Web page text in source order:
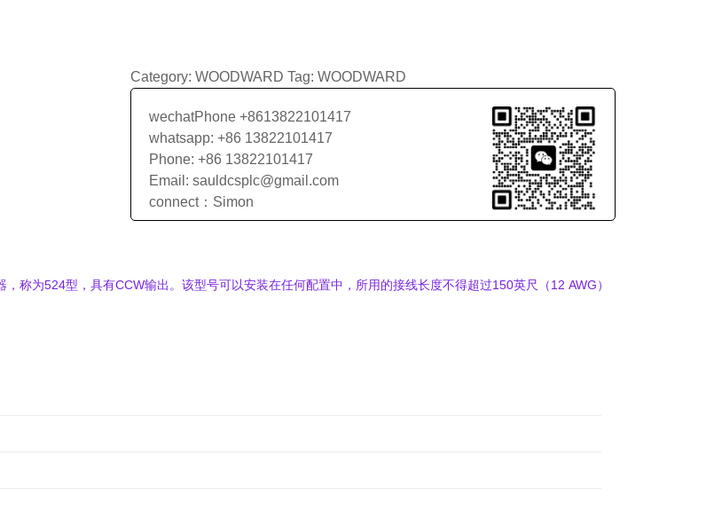
Category: WOODWARD Tag: WOODWARD
wechatPhone +8613822101417
whatsapp: +86 13822101417
Phone: +86 13822101417
Email: sauldcsplc@gmail.com
connect：Simon
称为524型，具有CCW输出。该型号可以安装在任何配置中，所用的接线长度不得超过150英尺（12 AWG）